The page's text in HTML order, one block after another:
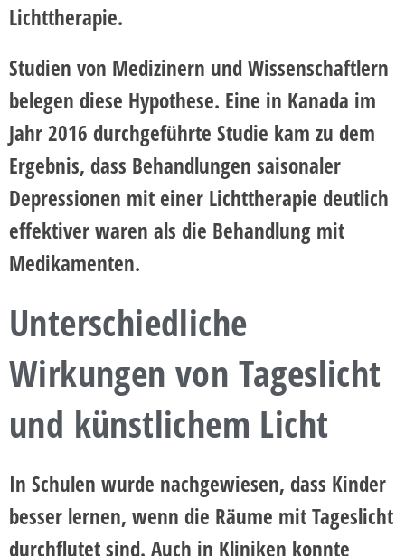
Lichttherapie.
Studien von Medizinern und Wissenschaftlern
belegen diese Hypothese. Eine in Kanada im
Jahr 2016 durchgeführte Studie kam zu dem
Ergebnis, dass Behandlungen saisonaler
Depressionen mit einer Lichttherapie deutlich
effektiver waren als die Behandlung mit
Medikamenten.
Unterschiedliche
Wirkungen von Tageslicht
und künstlichem Licht
In Schulen wurde nachgewiesen, dass Kinder
besser lernen, wenn die Räume mit Tageslicht
durchflutet sind. Auch in Kliniken konnte